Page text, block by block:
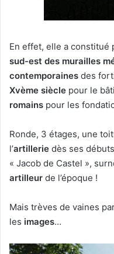
En effet, elle a constitué
sud-est des murailles
contemporaines des
Xvème siècle pour le
romains pour les
Ronde, 3 étages, une
l’artillerie dès ses
« Jacob de Castel »,
artilleur de l’époque !
Mais trèves de vaines
les images…